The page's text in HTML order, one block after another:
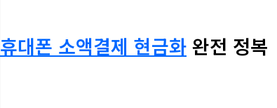
휴대폰 소액결제 현금화 완전 정복